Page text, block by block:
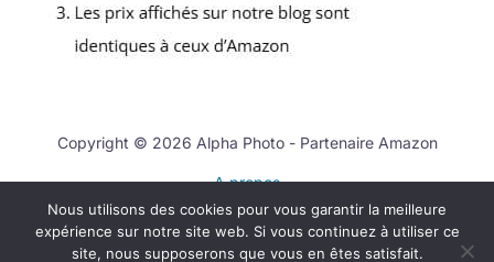
Copyright © 2026 Alpha Photo - Partenaire Amazon
A propos
Contact
Mentions légales
Nous utilisons des cookies pour vous garantir la meilleure
expérience sur notre site web. Si vous continuez à utiliser ce
site, nous supposerons que vous en êtes satisfait.